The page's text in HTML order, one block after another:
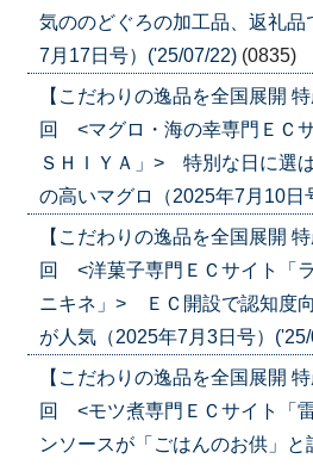
気ののどぐろの加工品、返礼
7月17日号）('25/07/22) (0835)
【こだわりの逸品を全国展開
回 <マグロ・海の幸専門ＥＣ
ＳＨＩＹＡ」> 特別な日に選
の高いマグロ（2025年7月10日
【こだわりの逸品を全国展開
回 <洋菓子専門ＥＣサイト
ニキネ」> ＥＣ開設で認知度
が人気（2025年7月3日号）
【こだわりの逸品を全国展開
回 <モツ煮専門ＥＣサイト「
ンソースが「ごはんのお供」